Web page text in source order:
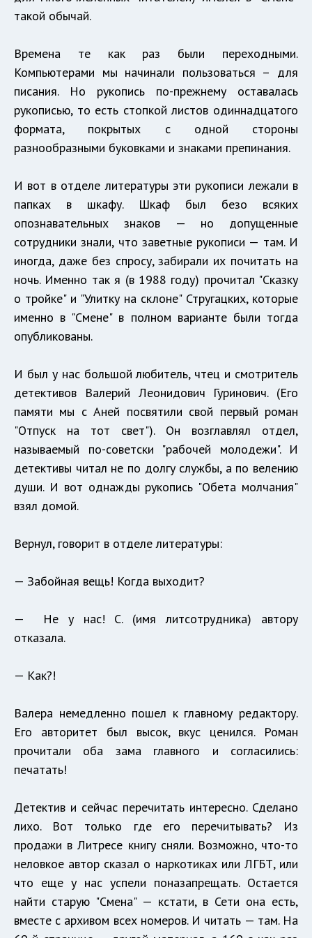
такой обычай.
Времена те как раз были переходными.
Компьютерами мы начинали пользоваться – для
писания. Но рукопись по-прежнему оставалась
рукописью, то есть стопкой листов одиннадцатого
формата, покрытых с одной стороны
разнообразными буковками и знаками препинания.
И вот в отделе литературы эти рукописи лежали в
папках в шкафу. Шкаф был безо всяких
опознавательных знаков — но допущенные
сотрудники знали, что заветные рукописи — там. И
иногда, даже без спросу, забирали их почитать на
ночь. Именно так я (в 1988 году) прочитал "Сказку
о тройке" и "Улитку на склоне" Стругацких, которые
именно в "Смене" в полном варианте были тогда
опубликованы.
И был у нас большой любитель, чтец и смотритель
детективов Валерий Леонидович Гуринович. (Его
памяти мы с Аней посвятили свой первый роман
"Отпуск на тот свет"). Он возглавлял отдел,
называемый по-советски "рабочей молодежи". И
детективы читал не по долгу службы, а по велению
души. И вот однажды рукопись "Обета молчания"
взял домой.
Вернул, говорит в отделе литературы:
— Забойная вещь! Когда выходит?
— Не у нас! С. (имя литсотрудника) автору
отказала.
— Как?!
Валера немедленно пошел к главному редактору.
Его авторитет был высок, вкус ценился. Роман
прочитали оба зама главного и согласились:
печатать!
Детектив и сейчас перечитать интересно. Сделано
лихо. Вот только где его перечитывать? Из
продажи в Литресе книгу сняли. Возможно, что-то
неловкое автор сказал о наркотиках или ЛГБТ, или
что еще у нас успели поназапрещать. Остается
найти старую "Смена" — кстати, в Сети она есть,
вместе с архивом всех номеров. И читать — там. На